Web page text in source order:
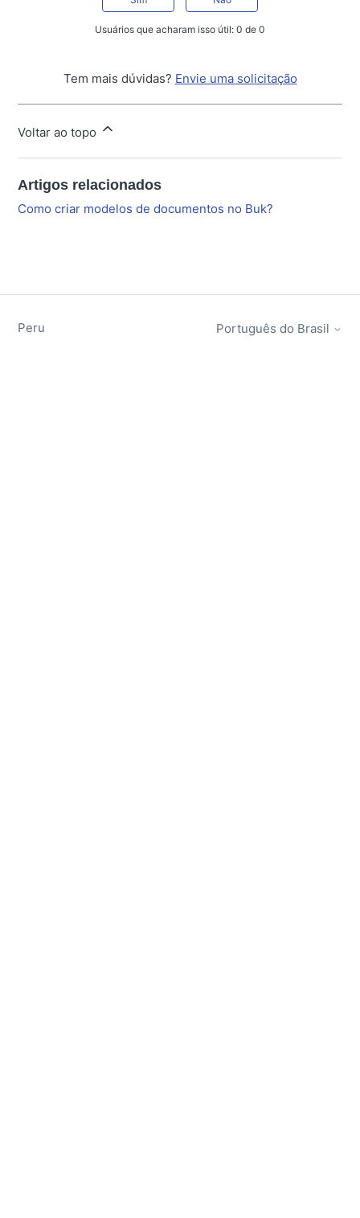
Usuários que acharam isso útil: 0 de 0
Tem mais dúvidas? Envie uma solicitação
Voltar ao topo
Artigos relacionados
Como criar modelos de documentos no Buk?
Peru Português do Brasil